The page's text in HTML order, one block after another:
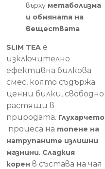
върху метаболизма
и обмяната на
веществата
SLIM TEA e
изключително
ефективна билкова
смес, която съдържа
ценни билки, свободно
растящи в
природата. Глухарчето
процеса на топене на
натрупаните излишни
мазнини. Сладкия
корен в състава на чая